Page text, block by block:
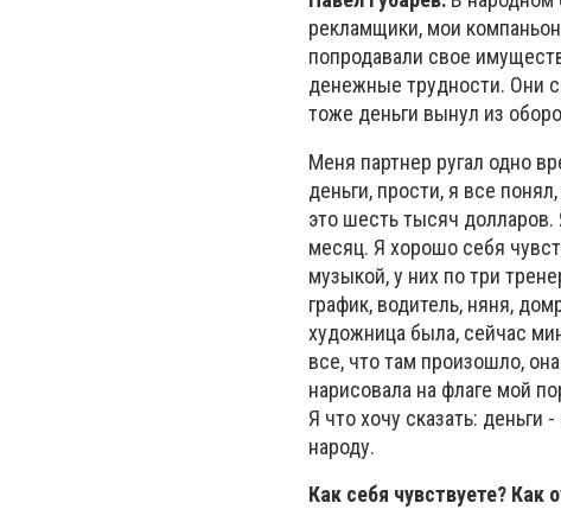
рекламщики, мои
попродавали свое
денежные трудности. Они
тоже деньги вынул из
Меня партнер ругал одно
деньги, прости, я все
это шесть тысяч
месяц. Я хорошо себя
музыкой, у них по три
график, водитель, няня,
художница была, сейчас
все, что там произошло,
нарисовала на флаге мой
Я что хочу сказать: деньги
народу.
Как себя чувствуете?